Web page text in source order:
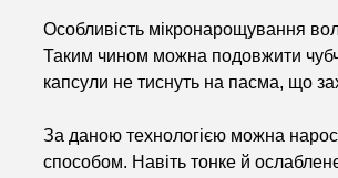
Особливість мікронарощування
Таким чином можна подовжити
капсули не тиснуть на пасма, що
За даною технологією можна
способом. Навіть тонке й